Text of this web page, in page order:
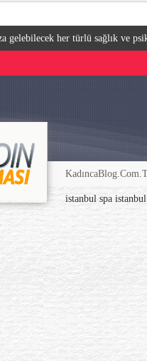
gelebilecek her türlü sağlık ve
istanbul spa